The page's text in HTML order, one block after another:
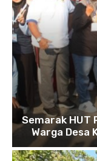
Semarak HUT
Warga Desa